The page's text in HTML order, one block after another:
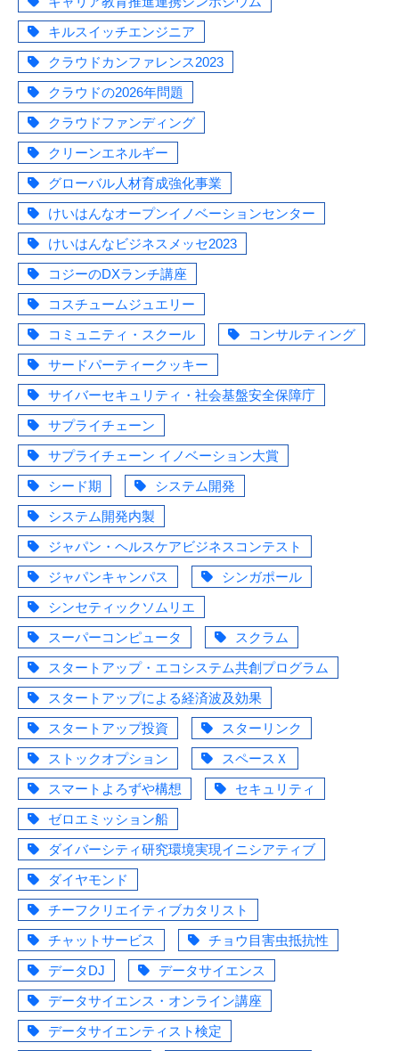
キルスイッチエンジニア
クラウドカンファレンス2023
クラウドの2026年問題
クラウドファンディング
クリーンエネルギー
グローバル人材育成強化事業
けいはんなオープンイノベーションセンター
けいはんなビジネスメッセ2023
コジーのDXランチ講座
コスチュームジュエリー
コミュニティ・スクール
コンサルティング
サードパーティークッキー
サイバーセキュリティ・社会基盤安全保障庁
サプライチェーン
サプライチェーン イノベーション大賞
シード期
システム開発
システム開発内製
ジャパン・ヘルスケアビジネスコンテスト
ジャパンキャンパス
シンガポール
シンセティックソムリエ
スーパーコンピュータ
スクラム
スタートアップ・エコシステム共創プログラム
スタートアップによる経済波及効果
スタートアップ投資
スターリンク
ストックオプション
スペースＸ
スマートよろずや構想
セキュリティ
ゼロエミッション船
ダイバーシティ研究環境実現イニシアティブ
ダイヤモンド
チーフクリエイティブカタリスト
チャットサービス
チョウ目害虫抵抗性
データDJ
データサイエンス
データサイエンス・オンライン講座
データサイエンティスト検定